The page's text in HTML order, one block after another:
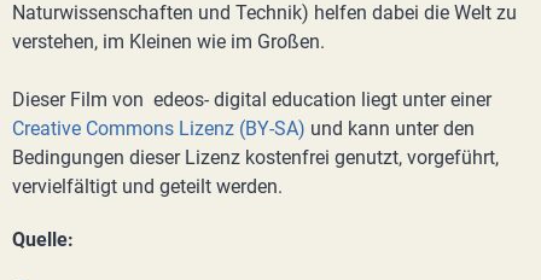
Naturwissenschaften und Technik) helfen dabei die Welt zu
verstehen, im Kleinen wie im Großen.
Dieser Film von edeos- digital education liegt unter einer
Creative Commons Lizenz (BY-SA) und kann unter den
Bedingungen dieser Lizenz kostenfrei genutzt, vorgeführt,
vervielfältigt und geteilt werden.
Quelle: